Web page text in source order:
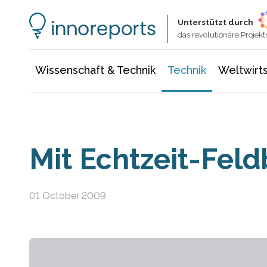
Unterstützt durch
das revolutionäre
Wissenschaft & Technik Technik
Mit Echtzeit-
01 October 2009